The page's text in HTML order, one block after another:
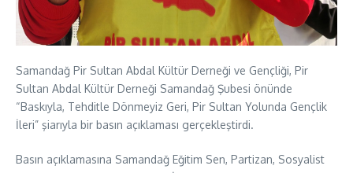
Samandağ Pir Sultan Abdal Kültür Derneği ve Gençliği, Pir
Sultan Abdal Kültür Derneği Samandağ Şubesi önünde
“Baskıyla, Tehditle Dönmeyiz Geri, Pir Sultan Yolunda Gençlik
İleri” şiarıyla bir basın açıklaması gerçekleştirdi.
Basın açıklamasına Samandağ Eğitim Sen, Partizan, Sosyalist